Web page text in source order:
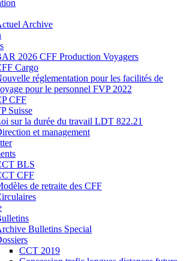
Archive
2026 CFF Production Voyagers
Cargo
réglementation pour les facilités de
pour le personnel FVP 2022
CFF
Suisse
sur la durée du travail LDT 822.21
et management
BLS
CFF
de retraite des CFF
Bulletins Special
CCT 2019